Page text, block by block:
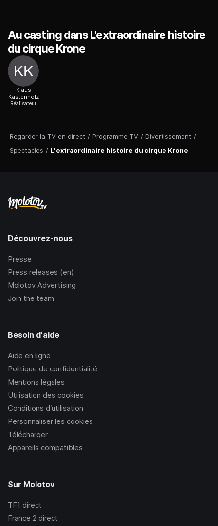
Regarder la TV en direct / Programme TV / Divertissement /
Spectacles / L'extraordinaire histoire du cirque Krone
Au casting dans L'extraordinaire histoire
du cirque Krone
Klaus
Kastenholz
Réalisateur
Découvrez-nous
Presse
Press releases (en)
Molotov Advertising
Join the team
Besoin d'aide
Aide en ligne
Politique de confidentialité
Mentions légales
Utilisation des cookies
Conditions d’utilisation
Personnaliser les cookies
Télécharger
Appareils compatibles
Sur Molotov
TF1 direct
France 2 direct